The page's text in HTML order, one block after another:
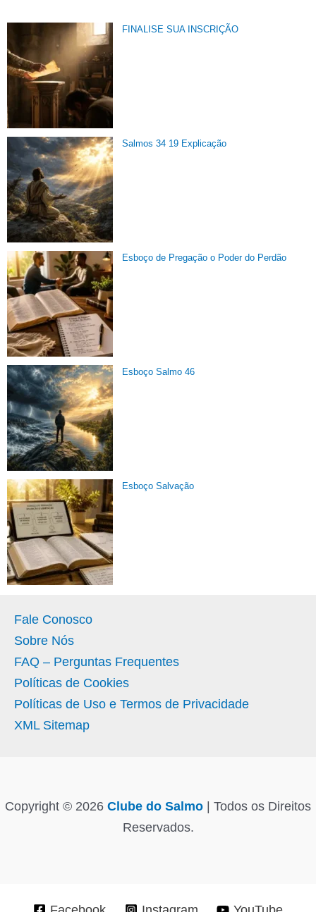
FINALISE SUA INSCRIÇÃO
Salmos 34 19 Explicação
Esboço de Pregação o Poder do Perdão
Esboço Salmo 46
Esboço Salvação
Fale Conosco
Sobre Nós
FAQ – Perguntas Frequentes
Políticas de Cookies
Políticas de Uso e Termos de Privacidade
XML Sitemap
Copyright © 2026 Clube do Salmo | Todos os Direitos
Reservados.